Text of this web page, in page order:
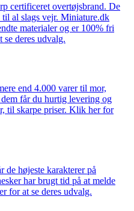
certificeret overtøjsbrand. De
al slags vejr. Miniature.dk
materialer og er 100% fri
deres udvalg.
end 4.000 varer til mor,
får du hurtig levering og
til skarpe priser. Klik her for
højeste karakterer på
har brugt tid på at melde
for at se deres udvalg.